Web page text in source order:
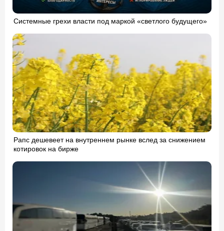
Системные грехи власти под маркой «светлого будущего»
Рапс дешевеет на внутреннем рынке вслед за снижением
котировок на бирже